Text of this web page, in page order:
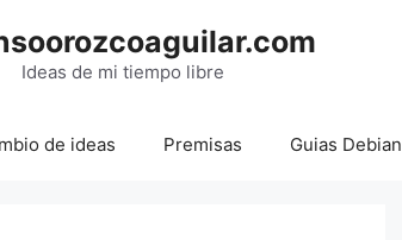
Ideas de mi tiempo libre
de ideas Premisas Guias Debian